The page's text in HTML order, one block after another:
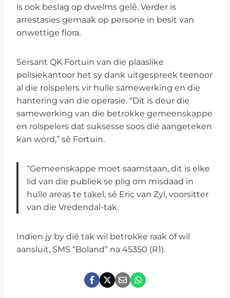
is ook beslag op dwelms gelê. Verder is
arrestasies gemaak op persone in besit van
onwettige flora.
Sersant QK Fortuin van die plaaslike
polisiekantoor het sy dank uitgespreek teenoor
al die rolspelers vir hulle samewerking en die
hantering van die operasie. “Dit is deur die
samewerking van die betrokke gemeenskappe
en rolspelers dat suksesse soos dié aangeteken
kan word,” sê Fortuin.
“Gemeenskappe moet saamstaan, dit is elke
lid van die publiek se plig om misdaad in
hulle areas te takel, sê Eric van Zyl, voorsitter
van die Vredendal-tak.
Indien jy by dié tak wil betrokke raak of wil
aansluit, SMS “Boland” na 45350 (R1).